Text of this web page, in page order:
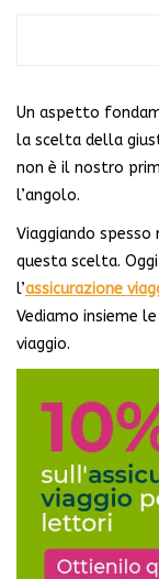
Un aspetto
la scelta della
non è il nostro
l’angolo.
Viaggiando
questa scelta.
l’assicurazione
Vediamo insieme
viaggio.